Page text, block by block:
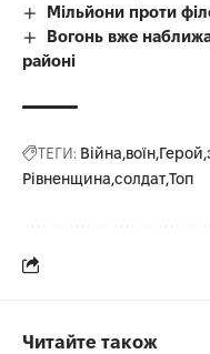
Мільйони проти
Вогонь вже
районі
ТЕГИ: Війна воїн Герой
Рівненщина солдатТоп
Читайте також